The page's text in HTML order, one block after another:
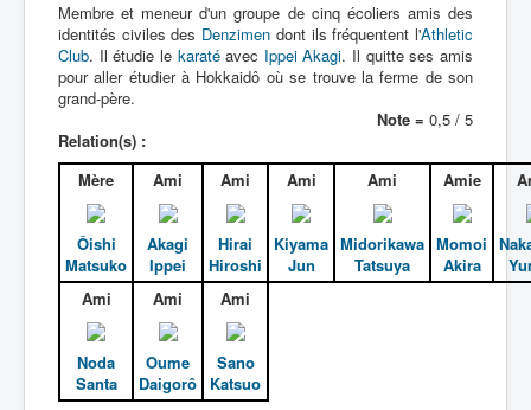
Membre et meneur d'un groupe de cinq écoliers amis des
identités civiles des Denzimen dont ils fréquentent l'Athletic
Club. Il étudie le karatéavec Ippei Akagi. Il quitte ses amis
pour aller étudier à Hokkaidô où se trouve la ferme de son
grand-père.
Note = 0,5 / 5
Relation(s) :
Mère
Ôishi
Matsuko
Ami
Akagi
Ippei
Ami
Hirai
Hiroshi
Ami
Kiyama
Jun
Ami
Midorikawa
Tatsuya
Amie
Momoi
Akira
Ami
Noda
Santa
Ami
Oume
Daigorô
Ami
Sano
Katsuo